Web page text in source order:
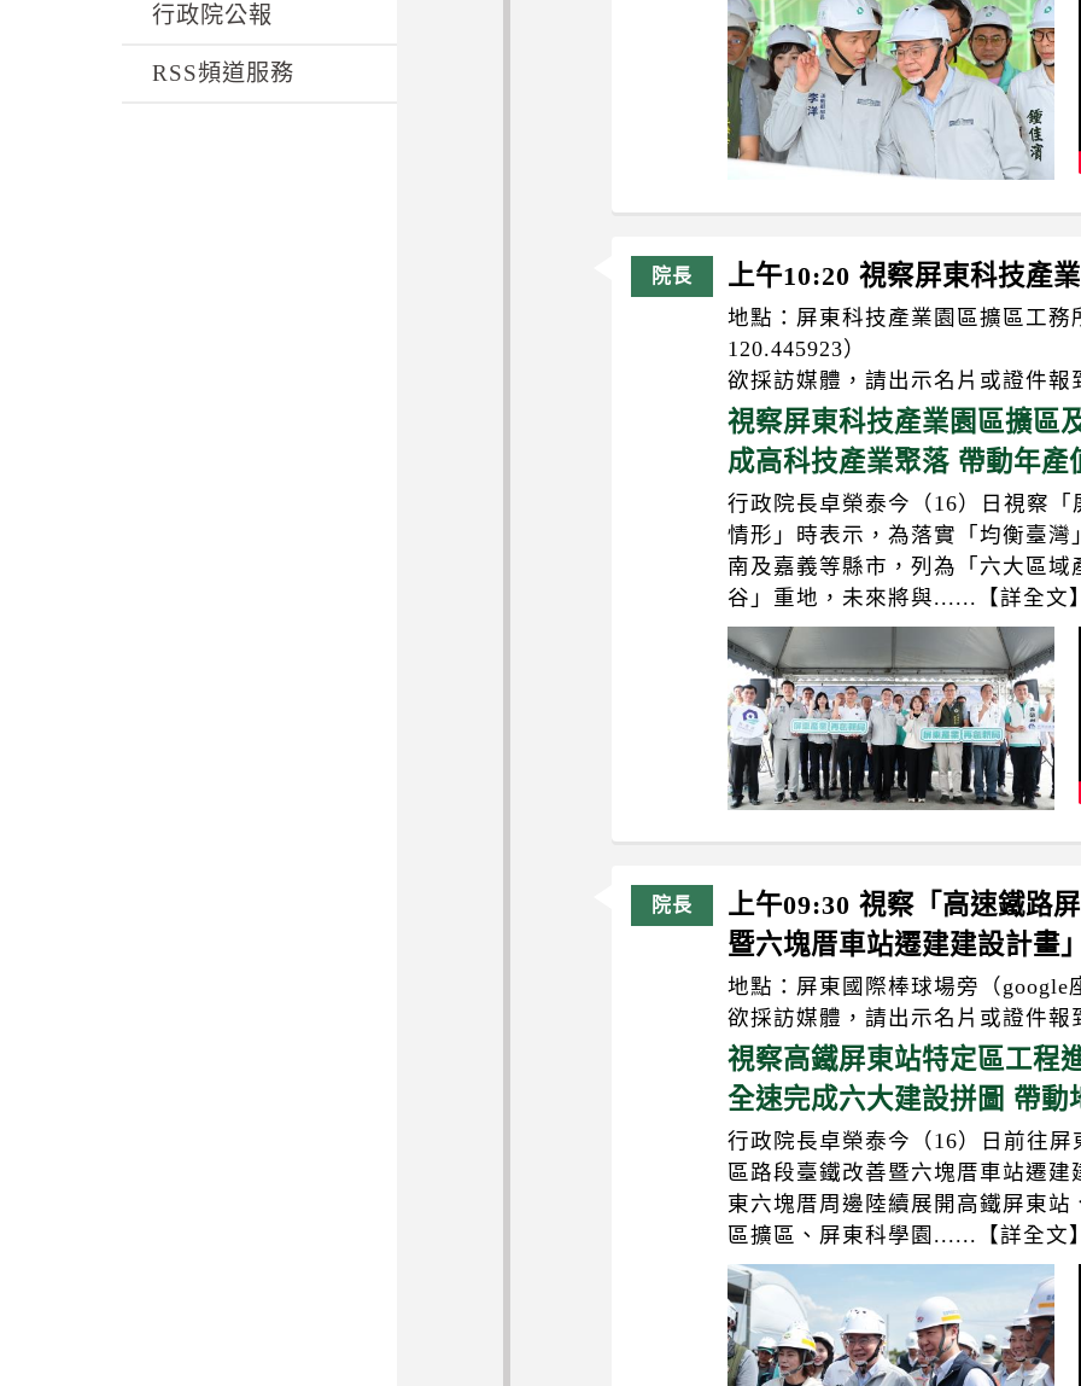
行政院公報
RSS頻道服務
上午10:20 視察屏東科技產
地點：屏東科技產業園區擴區工務
120.445923）
欲採訪媒體，請出示名片或證件報
視察屏東科技產業園區擴區
成高科技產業聚落 帶動年產
行政院長卓榮泰今（16）日視察
情形」時表示，為落實「均衡臺
南及嘉義等縣市，列為「六大區
谷」重地，未來將與......【詳全文
上午09:30 視察「高速鐵路
暨六塊厝車站遷建建設計畫
地點：屏東國際棒球場旁（google
欲採訪媒體，請出示名片或證件報
視察高鐵屏東站特定區工程
全速完成六大建設拼圖 帶動
行政院長卓榮泰今（16）日前往
區路段臺鐵改善暨六塊厝車站遷
東六塊厝周邊陸續展開高鐵屏東
區擴區、屏東科學園......【詳全文